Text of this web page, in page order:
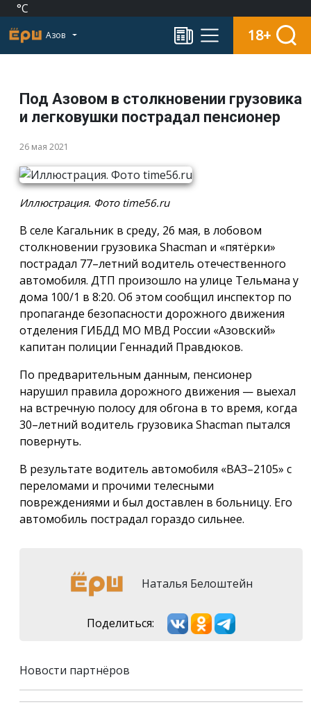
°C
Азов 18+
Под Азовом в столкновении грузовика
и легковушки пострадал пенсионер
26 мая 2021
Иллюстрация. Фото time56.ru
В селе Кагальник в среду, 26 мая, в лобовом
столкновении грузовика Shacman и «пятёрки»
пострадал 77–летний водитель отечественного
автомобиля. ДТП произошло на улице Тельмана у
дома 100/1 в 8:20. Об этом сообщил инспектор по
пропаганде безопасности дорожного движения
отделения ГИБДД МО МВД России «Азовский»
капитан полиции Геннадий Правдюков.
По предварительным данным, пенсионер
нарушил правила дорожного движения — выехал
на встречную полосу для обгона в то время, когда
30–летний водитель грузовика Shacman пытался
повернуть.
В результате водитель автомобиля «ВАЗ–2105» с
переломами и прочими телесными
повреждениями и был доставлен в больницу. Его
автомобиль пострадал гораздо сильнее.
Наталья Белоштейн
Поделиться:
Новости партнёров